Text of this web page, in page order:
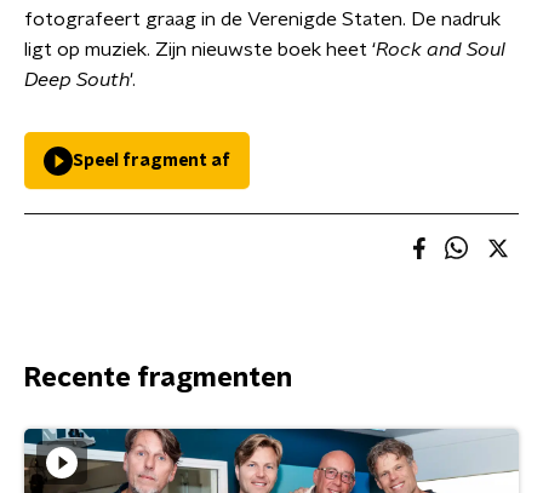
fotografeert graag in de Verenigde Staten. De nadruk
ligt op muziek. Zijn nieuwste boek heet ‘Rock and Soul
Deep South'.
Speel fragment af
Recente fragmenten